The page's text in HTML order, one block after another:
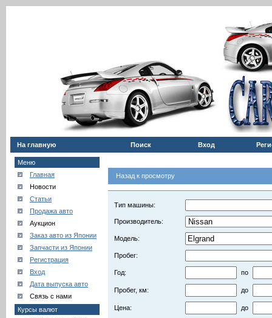
На главную Поиск Вход
Меню
Главная
Новости
Статьи
Продажа авто
Аукцион
Заказ авто из Японии
Запчасти из Японии
Регистрация
Вход
Дата выпуска авто
Связь с нами
Курсы валют
Назад к просмотру
Тип машины:
Производитель:
Модель:
Пробег:
Год: по
Пробег, км: до
Цена: до